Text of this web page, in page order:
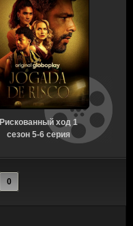
Рискованный ход 1
сезон 5-6 серия
0